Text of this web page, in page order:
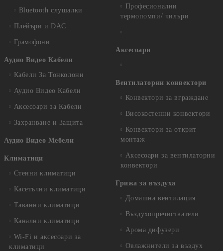
Bluetooth слушалки
Плейъри и DAC
Грамофони
Аудио Видео Кабели
Кабели За Тонколони
Аудио Видео Кабели
Аксесоари за Кабели
Захранване и Защита
Аудио Видео Мебели
Климатици
Стенни климатици
Касетъчни климатици
Таванни климатици
Канални климатици
Wi-Fi и аксесоари за
климатици
Професионални
термопомпи/ чилъри
Аксесоари
Вентилаторни конвектори
Конвектори за вграждане
Високостенни конвектори
Конвектори за открит
монтаж
Аксесоари за вентилаторни
конвектори
Грижа за въздуха
Домашна вентилация
Въздухопречистватели
Арома дифузери
Овлажнители за въздух